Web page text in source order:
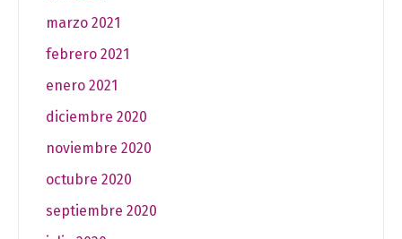
marzo 2021
febrero 2021
enero 2021
diciembre 2020
noviembre 2020
octubre 2020
septiembre 2020